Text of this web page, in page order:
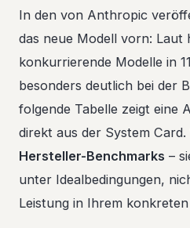
In den von Anthropic
das neue Modell vorn: Laut
konkurrierende Modelle in
besonders deutlich bei der
folgende Tabelle zeigt eine
direkt aus der System Card.
Hersteller-Benchmarks –
unter Idealbedingungen,
Leistung in Ihrem